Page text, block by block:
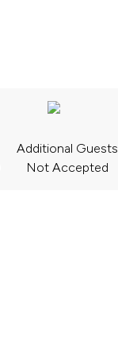
Additional Guests
Not Accepted